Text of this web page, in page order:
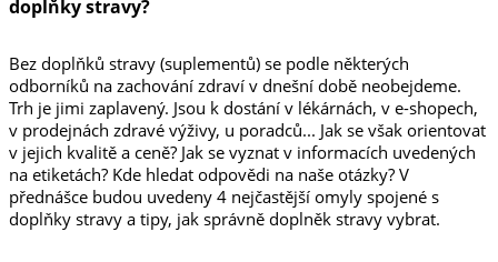
doplňky stravy?
Bez doplňků stravy (suplementů) se podle některých
odborníků na zachování zdraví v dnešní době neobejdeme.
Trh je jimi zaplavený. Jsou k dostání v lékárnách, v e-shopech,
v prodejnách zdravé výživy, u poradců... Jak se však orientovat
v jejich kvalitě a ceně? Jak se vyznat v informacích uvedených
na etiketách? Kde hledat odpovědi na naše otázky? V
přednášce budou uvedeny 4 nejčastější omyly spojené s
doplňky stravy a tipy, jak správně doplněk stravy vybrat.